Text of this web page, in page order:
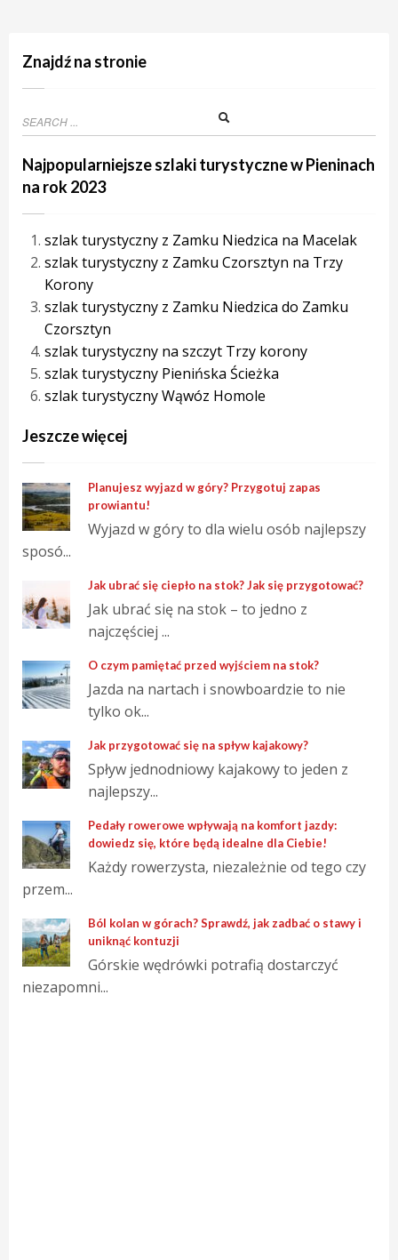
Znajdź na stronie
Najpopularniejsze szlaki turystyczne w Pieninach
na rok 2023
szlak turystyczny z Zamku Niedzica na Macelak
szlak turystyczny z Zamku Czorsztyn na Trzy
Korony
szlak turystyczny z Zamku Niedzica do Zamku
Czorsztyn
szlak turystyczny na szczyt Trzy korony
szlak turystyczny Pienińska Ścieżka
szlak turystyczny Wąwóz Homole
Jeszcze więcej
Planujesz wyjazd w góry? Przygotuj zapas
prowiantu!
Wyjazd w góry to dla wielu osób najlepszy
sposó...
Jak ubrać się ciepło na stok? Jak się przygotować?
Jak ubrać się na stok – to jedno z
najczęściej ...
O czym pamiętać przed wyjściem na stok?
Jazda na nartach i snowboardzie to nie
tylko ok...
Jak przygotować się na spływ kajakowy?
Spływ jednodniowy kajakowy to jeden z
najlepszy...
Pedały rowerowe wpływają na komfort jazdy:
dowiedz się, które będą idealne dla Ciebie!
Każdy rowerzysta, niezależnie od tego czy
przem...
Ból kolan w górach? Sprawdź, jak zadbać o stawy i
uniknąć kontuzji
Górskie wędrówki potrafią dostarczyć
niezapomni...